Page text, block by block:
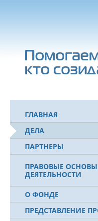
ГЛАВНАЯ
ДЕЛА
ПАРТНЕРЫ
ПРАВОВЫЕ ОСНОВЫ
ДЕЯТЕЛЬНОСТИ
О ФОНДЕ
ПРЕДСТАВЛЕНИЕ